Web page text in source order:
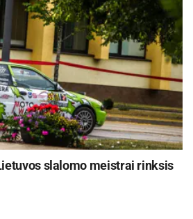
slalomo meistrai rinksis